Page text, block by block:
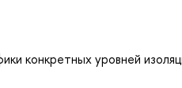
конкретных уровней